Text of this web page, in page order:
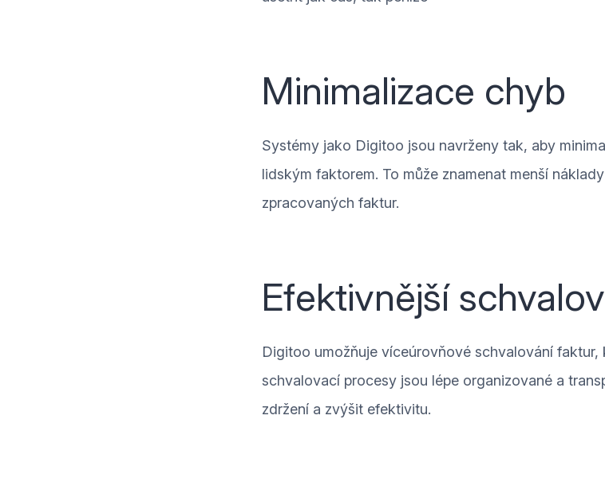
Minimalizace chyb
Systémy jako Digitoo jsou navrženy tak, aby
lidským faktorem. To může znamenat menší
zpracovaných faktur.
Efektivnější
Digitoo umožňuje víceúrovňové schvalování faktur,
schvalovací procesy jsou lépe organizované a
zdržení a zvýšit efektivitu.